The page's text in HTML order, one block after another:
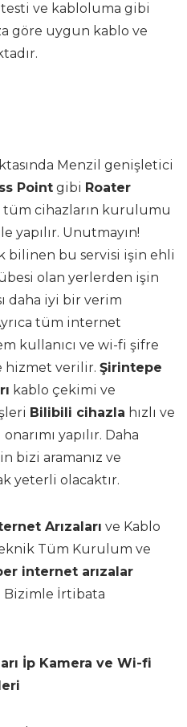
ve kabloluma gibi
göre uygun kablo ve
Menzil genişletici
Point gibi Roater
cihazların kurulumu
yapılır. Unutmayın!
bilinen bu servisi işin ehli
olan yerlerden işin
daha iyi bir verim
tüm internet
kullanıcı ve wi-fi şifre
hizmet verilir. Şirintepe
kablo çekimi ve
Bilibili cihazla hızlı ve
yapılır. Daha
bizi aramanız ve
yeterli olacaktır.
Arızaları ve Kablo
Tüm Kurulum ve
internet arızalar
Bizimle İrtibata
İp Kamera ve Wi-fi